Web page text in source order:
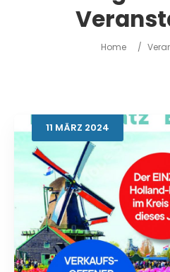
Home /
11 MÄRZ 2024